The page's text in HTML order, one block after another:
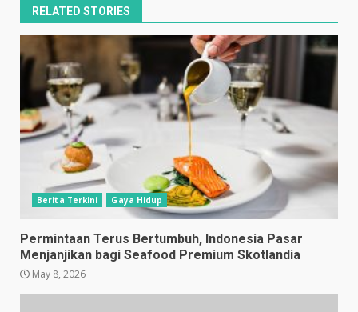
RELATED STORIES
Berita Terkini Gaya Hidup
Permintaan Terus Bertumbuh, Indonesia Pasar
Menjanjikan bagi Seafood Premium Skotlandia
May 8, 2026